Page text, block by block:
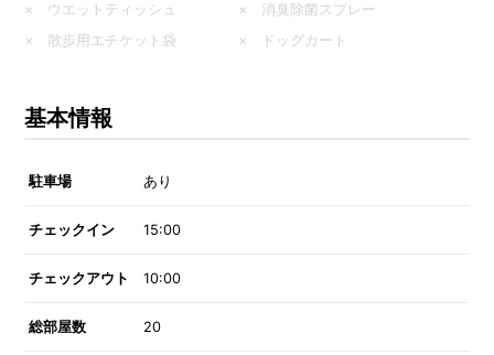
× ウエットティッシュ
× 消臭除菌スプレー
× 散歩用エチケット袋
× ドッグカート
基本情報
駐車場 あり
チェックイン 15:00
チェックアウト 10:00
総部屋数 20